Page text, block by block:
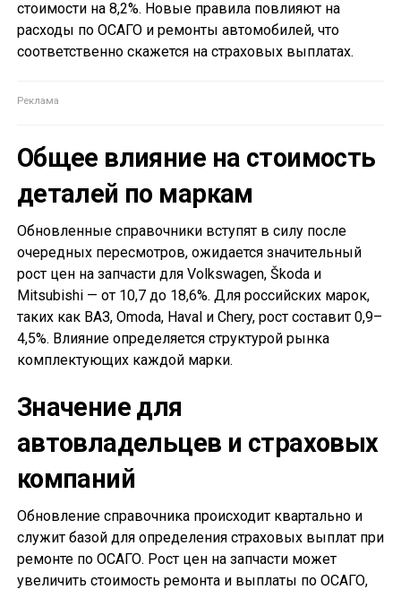
стоимости на 8,2%. Новые правила повлияют на
расходы по ОСАГО и ремонты автомобилей, что
соответственно скажется на страховых выплатах.
Общее влияние на стоимость
деталей по маркам
Обновленные справочники вступят в силу после
очередных пересмотров, ожидается значительный
рост цен на запчасти для Volkswagen, Škoda и
Mitsubishi — от 10,7 до 18,6%. Для российских марок,
таких как ВАЗ, Omoda, Haval и Chery, рост составит 0,9–
4,5%. Влияние определяется структурой рынка
комплектующих каждой марки.
Значение для
автовладельцев и страховых
компаний
Обновление справочника происходит квартально и
служит базой для определения страховых выплат при
ремонте по ОСАГО. Рост цен на запчасти может
увеличить стоимость ремонта и выплаты по ОСАГО,